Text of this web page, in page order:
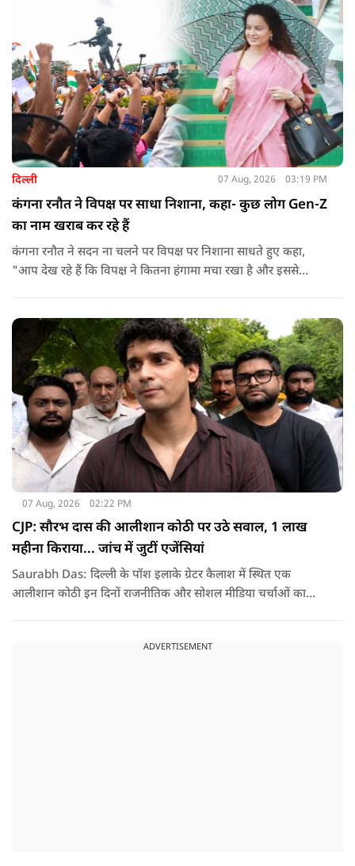
दिल्ली 07 Aug, 2026 03:19 PM
कंगना रनौत ने विपक्ष पर साधा निशाना, कहा- कुछ लोग Gen-Z
का नाम खराब कर रहे हैं
कंगना रनौत ने सदन ना चलने पर विपक्ष पर निशाना साधते हुए कहा,
"आप देख रहे हैं कि विपक्ष ने कितना हंगामा मचा रखा है और इससे
देश के सामने साफ हो रही है. और जब हारते हैं, तो रोना रोते हैं."
07 Aug, 2026 02:22 PM
CJP: सौरभ दास की आलीशान कोठी पर उठे सवाल, 1 लाख
महीना किराया... जांच में जुटीं एजेंसियां
Saurabh Das: दिल्ली के पॉश इलाके ग्रेटर कैलाश में स्थित एक
आलीशान कोठी इन दिनों राजनीतिक और सोशल मीडिया चर्चाओं का
ADVERTISEMENT